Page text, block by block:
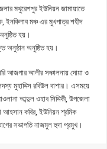
মথুরেশপুর ইউনিয়ন জামায়াতে
ইনকিলাব মঞ্চ এর মুখপাত্র শহীদ
হয়।
অনুষ্ঠান অনুষ্ঠিত হয়।
আজগার আলীর সঞ্চালনায় দোয়া ও
মুহাদ্দিস রবিউল বাশার। এসময়ে
আব্দুল ওহাব সিদ্দিকী, উপজেলা
আহসান কবির, ইউনিয়ন শ্রমিক
সভাপতি নাজমুল হুদা প্রমুখ।